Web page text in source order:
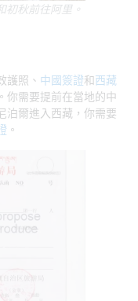
秋前往阿里。
護照、 中國簽證和西藏
你需要提前在當地的中
泊爾進入西藏，你需要
。